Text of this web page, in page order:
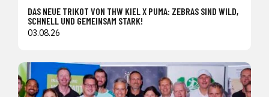
DAS NEUE TRIKOT VON THW KIEL X PUMA: ZEBRAS SIND WILD,
SCHNELL UND GEMEINSAM STARK!
03.08.26